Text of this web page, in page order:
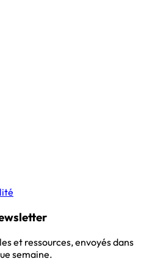
et ressources, envoyés dans
semaine.